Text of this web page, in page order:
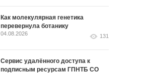
Как молекулярная генетика
перевернула ботанику
04.08.2026 131
Сервис удалённого доступа к
подписным ресурсам ГПНТБ СО